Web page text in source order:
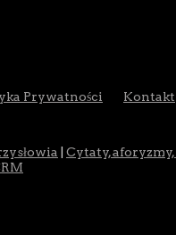
Prywatności Kontakt
Cytaty,